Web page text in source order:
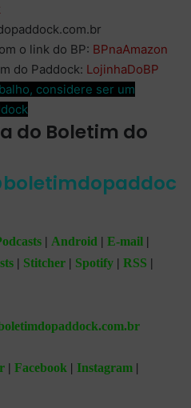
o link do BP: BPnaAmazon
do Paddock: LojinhaDoBP
considere ser um
do Boletim do
| Android | E-mail |
| Stitcher | Spotify | RSS |
| Facebook | Instagram |